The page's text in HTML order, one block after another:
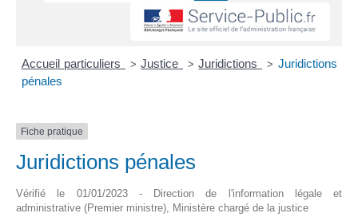
Accueil particuliers > Justice > Juridictions > Juridictions
pénales
Fiche pratique
Juridictions pénales
Vérifié le 01/01/2023 - Direction de l'information légale et
administrative (Premier ministre), Ministère chargé de la justice